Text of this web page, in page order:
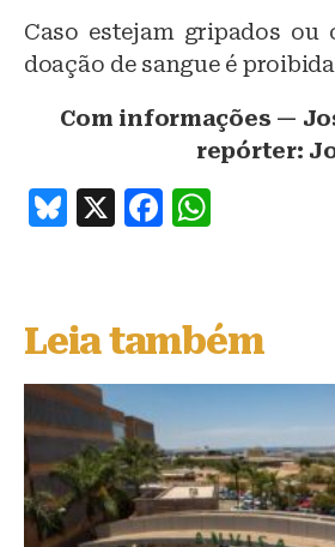
Caso estejam gripados ou
doação de sangue é
Com informações —
repórter:
B
s
k
y
X
F
e
b
o
o
k
s
A
p
p
Leia também